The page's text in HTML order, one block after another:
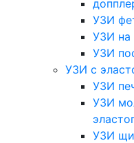
УЗИ
УЗИ на
УЗИ
УЗИ с
УЗИ
УЗИ
УЗИ